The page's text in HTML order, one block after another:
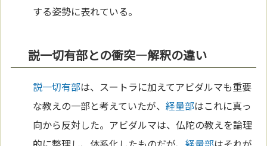
する姿勢に表れている。
説一切有部との衝突―解釈の違い
説一切有部は、スートラに加えてアビダルマも重要
な教えの一部と考えていたが、経量部はこれに真っ
向から反対した。アビダルマは、仏陀の教えを論理